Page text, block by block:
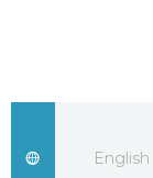
Люди
Популярные
English